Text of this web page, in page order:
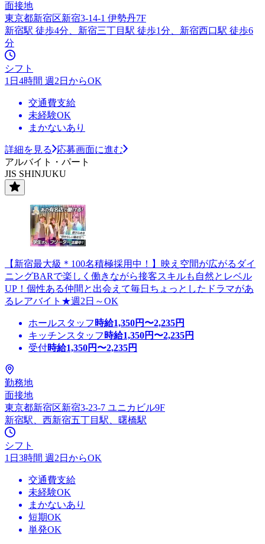
面接地
東京都新宿区新宿3-14-1 伊勢丹7F
新宿駅 徒歩4分、新宿三丁目駅 徒歩1分、新宿西口駅 徒歩6
分
シフト
1日4時間 週2日からOK
交通費支給
未経験OK
まかないあり
詳細を見る
応募画面に進む
アルバイト・パート
JIS SHINJUKU
【新宿最大級＊100名積極採用中！】映え空間が広がるダイ
ニングBARで楽しく働きながら接客スキルも自然とレベル
UP！個性ある仲間と出会えて毎日ちょっとしたドラマがあ
るレアバイト★週2日～OK
ホールスタッフ 時給1,350円〜2,235円
キッチンスタッフ 時給1,350円〜2,235円
受付時給1,350円〜2,235円
勤務地
面接地
東京都新宿区新宿3-23-7 ユニカビル9F
新宿駅、西新宿五丁目駅、曙橋駅
シフト
1日3時間 週2日からOK
交通費支給
未経験OK
まかないあり
短期OK
単発OK